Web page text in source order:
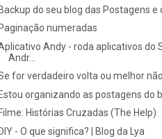
do seu blog das Postagens e
Paginação numeradas
Andy - roda aplicativos do
Andr...
for verdadeiro volta ou melhor
organizando as postagens do
Filme: Histórias Cruzadas (The Help)
- O que significa? | Blog da Lya